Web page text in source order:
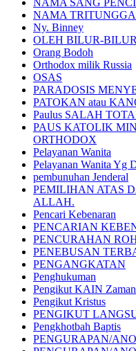
NAMA SANG
NAMA
Ny. Binney
OLEH BILUR-
Orang Bodoh
Orthodox milik Russia
OSAS
PARADOSIS
PATOKAN atau
Paulus SALAH
PAUS KATOLIK
ORTHODOX
Pelayanan Wanita
Pelayanan Wanita Yg
pembunuhan Jenderal
PEMILIHAN ATAS
ALLAH.
Pencari Kebenaran
PENCARIAN
PENCURAHAN
PENEBUSAN
PENGANGKATAN
Penghukuman
Pengikut KAIN
Pengikut Kristus
PENGIKUT
Pengkhotbah Baptis
PENGURAPAN/